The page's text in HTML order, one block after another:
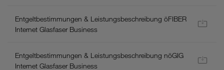
gelten
und
Entgeltbestimmungen/Leistungsbeschreibung
Entgeltbestimmungen & Leistungsbeschreibung öFIBER
Internet Glasfaser Business
Entgeltbestimmungen & Leistungsbeschreibung nöGIG
Internet Glasfaser Business